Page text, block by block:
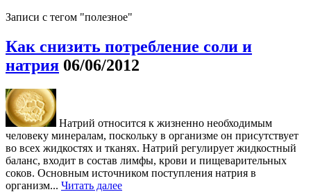
Записи с тегом "полезное"
Как снизить потребление соли и
натрия 06/06/2012
Натрий относится к жизненно необходимым
человеку минералам, поскольку в организме он присутствует
во всех жидкостях и тканях. Натрий регулирует жидкостный
баланс, входит в состав лимфы, крови и пищеварительных
соков. Основным источником поступления натрия в
организм... Читать далее